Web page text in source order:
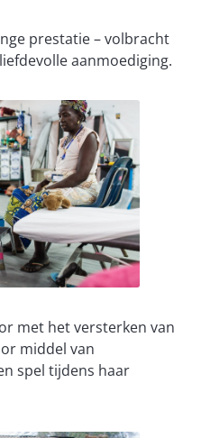
prestatie – volbracht
aanmoediging.
met het versterken van
middel van
spel tijdens haar